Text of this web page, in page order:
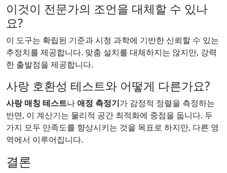
이것이 전문가의 조언을 대체할 수 있나
요?
이 도구는 확립된 기준과 시청 과학에 기반한 신뢰할 수 있는
추정치를 제공합니다. 맞춤 설치를 대체하지는 않지만, 강력
한 출발점을 제공합니다.
사랑 호환성 테스트와 어떻게 다른가요?
사랑 매칭 테스트나 애정 측정기가 감정적 정렬을 측정하는
반면, 이 계산기는 물리적 공간 최적화에 중점을 둡니다. 두
가지 모두 만족도를 향상시키는 것을 목표로 하지만, 다른 영
역에서 이루어집니다.
결론